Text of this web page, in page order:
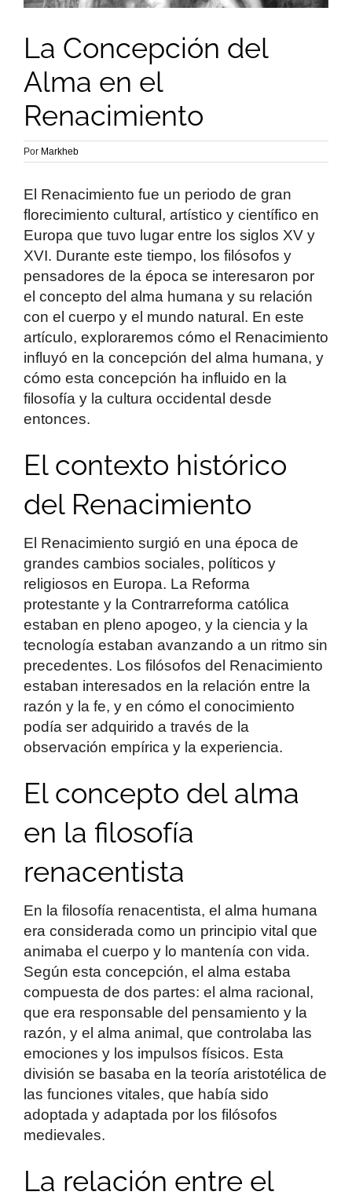
La Concepción del
Alma en el
Renacimiento
Por Markheb
El Renacimiento fue un periodo de gran
florecimiento cultural, artístico y científico en
Europa que tuvo lugar entre los siglos XV y
XVI. Durante este tiempo, los filósofos y
pensadores de la época se interesaron por
el concepto del alma humana y su relación
con el cuerpo y el mundo natural. En este
artículo, exploraremos cómo el Renacimiento
influyó en la concepción del alma humana, y
cómo esta concepción ha influido en la
filosofía y la cultura occidental desde
entonces.
El contexto histórico
del Renacimiento
El Renacimiento surgió en una época de
grandes cambios sociales, políticos y
religiosos en Europa. La Reforma
protestante y la Contrarreforma católica
estaban en pleno apogeo, y la ciencia y la
tecnología estaban avanzando a un ritmo sin
precedentes. Los filósofos del Renacimiento
estaban interesados en la relación entre la
razón y la fe, y en cómo el conocimiento
podía ser adquirido a través de la
observación empírica y la experiencia.
El concepto del alma
en la filosofía
renacentista
En la filosofía renacentista, el alma humana
era considerada como un principio vital que
animaba el cuerpo y lo mantenía con vida.
Según esta concepción, el alma estaba
compuesta de dos partes: el alma racional,
que era responsable del pensamiento y la
razón, y el alma animal, que controlaba las
emociones y los impulsos físicos. Esta
división se basaba en la teoría aristotélica de
las funciones vitales, que había sido
adoptada y adaptada por los filósofos
medievales.
La relación entre el